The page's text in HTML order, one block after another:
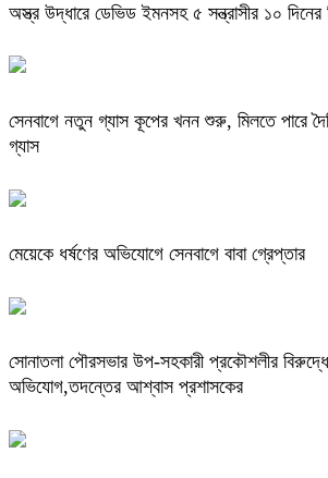
অস্ত্র উদ্ধারে ডেভিড ইমনসহ ৫ সন্ত্রাসীর ১০ দিনের
সেনবাগে নতুন গ্যাস কূপের খনন শুরু, মিলতে পারে
গ্যাস
মেয়েকে ধর্ষণের অভিযোগে সেনবাগে বাবা গ্রেপ্তার
সোনাতলা পৌরসভার উপ-সহকারী প্রকৌশলীর বিরুদ্ধে
অভিযোগ,তদন্তের আশ্বাস প্রশাসকের